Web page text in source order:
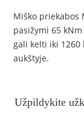
Miško priekabos
pasižymi 65
gali kelti iki
aukštyje.
Užpildykite